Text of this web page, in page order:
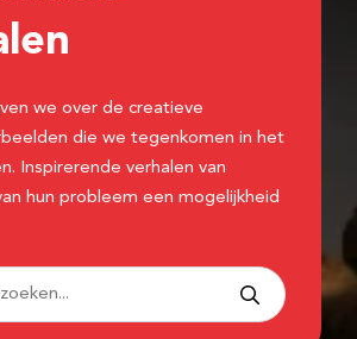
we over de creatieve
die we tegenkomen in het
Inspirerende verhalen van
hun probleem een mogelijkheid